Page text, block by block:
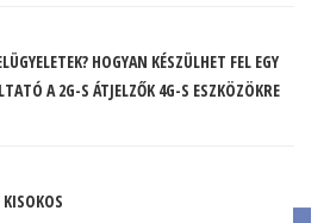
HOGYAN KÉSZÜLHET FEL EGY
A 2G-S ÁTJELZŐK 4G-S ESZKÖZÖKRE